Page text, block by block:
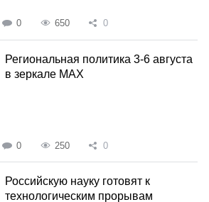
0 650 0
Региональная политика 3-6 августа
в зеркале MAX
0 250 0
Российскую науку готовят к
технологическим прорывам